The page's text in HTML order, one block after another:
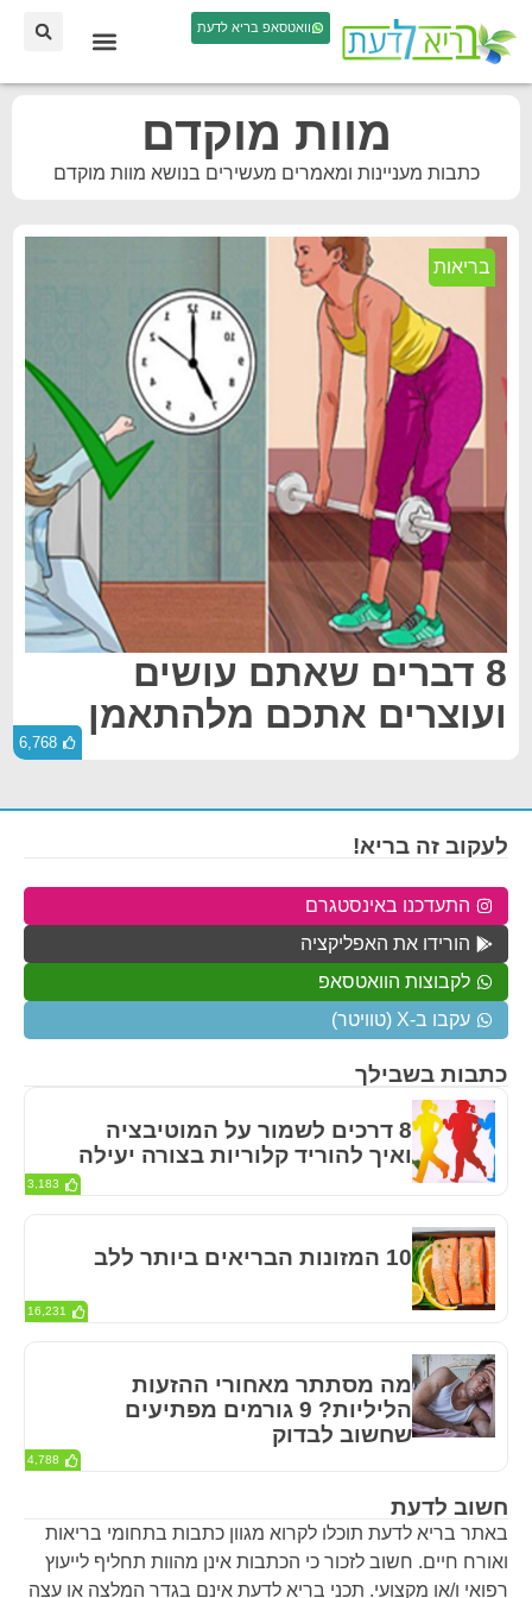
וואטסאפ בריא לדעת
מוות מוקדם
כתבות מעניינות ומאמרים מעשירים בנושא מוות מוקדם
בריאות
8 דברים שאתם עושים
ועוצרים אתכם מלהתאמן
6,768
חשוב לדעת
באתר בריא לדעת תוכלו לקרוא מגוון כתבות בתחומי בריאות
ואורח חיים. חשוב לזכור כי הכתבות אינן מהוות תחליף לייעוץ
רפואי ו/או מקצועי. תכני בריא לדעת אינם בגדר המלצה או עצה
כתבות בשבילך
8 דרכים לשמור על המוטיבציה
ואיך להוריד קלוריות בצורה יעילה
3,183
10 המזונות הבריאים ביותר ללב
16,231
מה מסתתר מאחורי ההזעות
הליליות? 9 גורמים מפתיעים
שחשוב לבדוק
4,788
לעקוב זה בריא!
התעדכנו באינסטגרם
הורידו את האפליקציה
לקבוצות הוואטסאפ
עקבו ב-X (טוויטר)